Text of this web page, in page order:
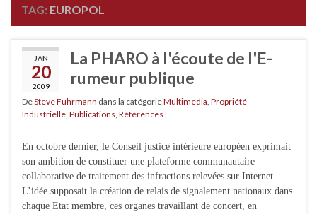
TAG: EUROPOL
JAN
20
2009
La PHARO à l'écoute de l'E-
rumeur publique
DeSteve Fuhrmann dans la catégorieMultimedia Propriété
Industrielle Publications Références
En octobre dernier, le Conseil justice intérieure européen exprimait
son ambition de constituer une plateforme communautaire
collaborative de traitement des infractions relevées sur Internet.
L’idée supposait la création de relais de signalement nationaux dans
chaque Etat membre, ces organes travaillant de concert, en